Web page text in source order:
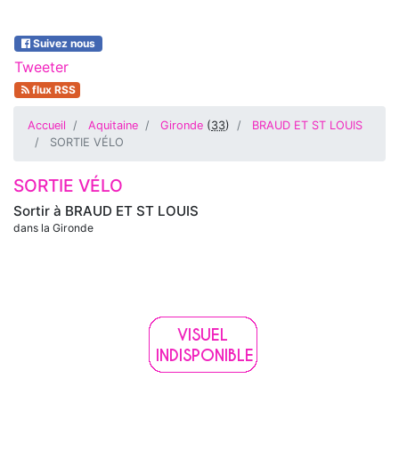
Suivez nous
Tweeter
flux RSS
Accueil Aquitaine Gironde (33)
BRAUD ET ST LOUIS
SORTIE VÉLO
Sortir à BRAUD ET ST LOUIS
dans la Gironde
SORTIE VÉLO